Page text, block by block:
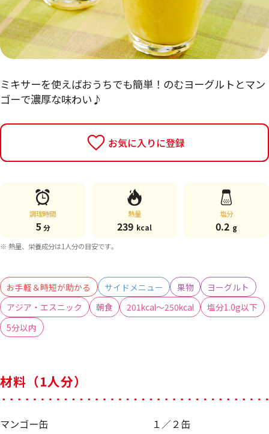
ミキサーを使えばおうちでも簡単！のむヨーグルトとマン
ゴーで濃厚な味わい♪
お気に入りに登録
調理時間
5 分
熱量
239 kcal
塩分
0.2 g
※ 熱量、栄養成分は1人分の目安です。
お手軽＆時短が助かる サイドメニュー 果物
ヨーグルト
アジア・エスニック
朝食 201kcal～250kcal
塩分1.0g以下
5分以内
材料（1人分）
マンゴー缶 １／２缶